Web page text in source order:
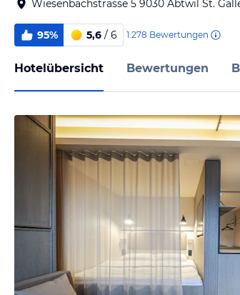
Wiesenbachstrasse 5 9030 Abtwil St.
95% 5,6 / 6 1.278 Bewertungen
Hotelübersicht Bewertungen